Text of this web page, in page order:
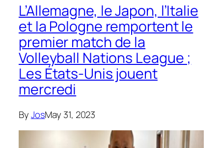
L’Allemagne, le Japon, l’Italie
et la Pologne remportent le
premier match de la
Volleyball Nations League ;
Les États-Unis jouent
mercredi
ByJosMay 31, 2023